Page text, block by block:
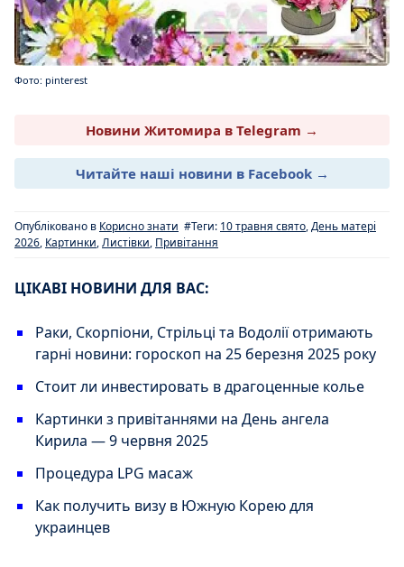
Фото: pinterest
Новини Житомира в Telegram →
Читайте наші новини в Facebook →
Опубліковано в Корисно знати #Теги: 10 травня свято,День матері
2026, Картинки,Листівки, Привітання
ЦІКАВІ НОВИНИ ДЛЯ ВАС:
Раки, Скорпіони, Стрільці та Водолії отримають
гарні новини: гороскоп на 25 березня 2025 року
Стоит ли инвестировать в драгоценные колье
Картинки з привітаннями на День ангела
Кирила — 9 червня 2025
Процедура LPG масаж
Как получить визу в Южную Корею для
украинцев